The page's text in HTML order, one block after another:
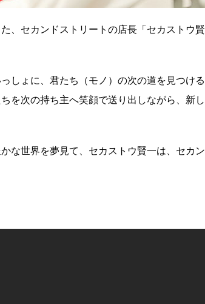
、セカンドストリートの店長「セカストウ賢
しょに、君たち（モノ）の次の道を見つける
を次の持ち主へ笑顔で送り出しながら、新し
な世界を夢見て、セカストウ賢一は、セカン